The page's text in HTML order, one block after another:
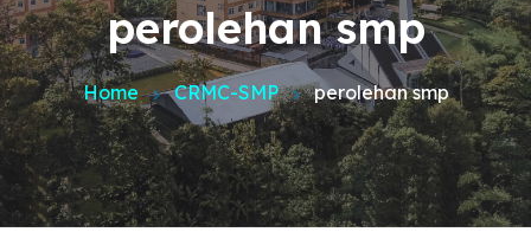
perolehan smp
Home CRMC-SMP perolehan smp